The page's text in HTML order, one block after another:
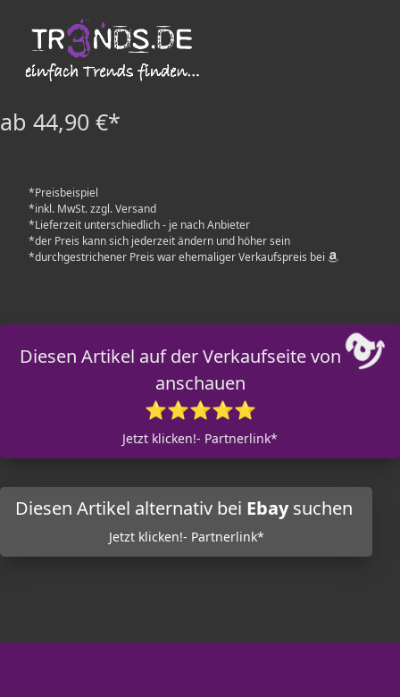
ab 44,90 €*
*Preisbeispiel
*inkl. MwSt. zzgl. Versand
*Lieferzeit unterschiedlich - je nach Anbieter
*der Preis kann sich jederzeit ändern und höher sein
*durchgestrichener Preis war ehemaliger Verkaufspreis bei
Diesen Artikel auf der Verkaufseite von
anschauen
⭐⭐⭐⭐⭐
Jetzt klicken!- Partnerlink*
Diesen Artikel alternativ bei Ebaysuchen
Jetzt klicken!- Partnerlink*